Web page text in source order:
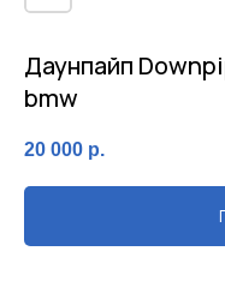
Даунпайп
bmw
20 000 р.